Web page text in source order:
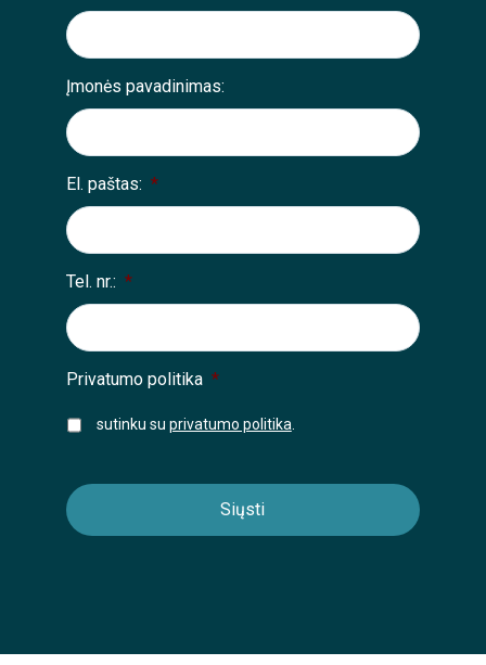
Įmonės pavadinimas:
El. paštas: *
Tel. nr.: *
Privatumo politika *
sutinku su privatumo politika